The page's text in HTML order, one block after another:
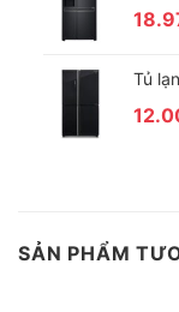
Tủ
SẢN PHẨM